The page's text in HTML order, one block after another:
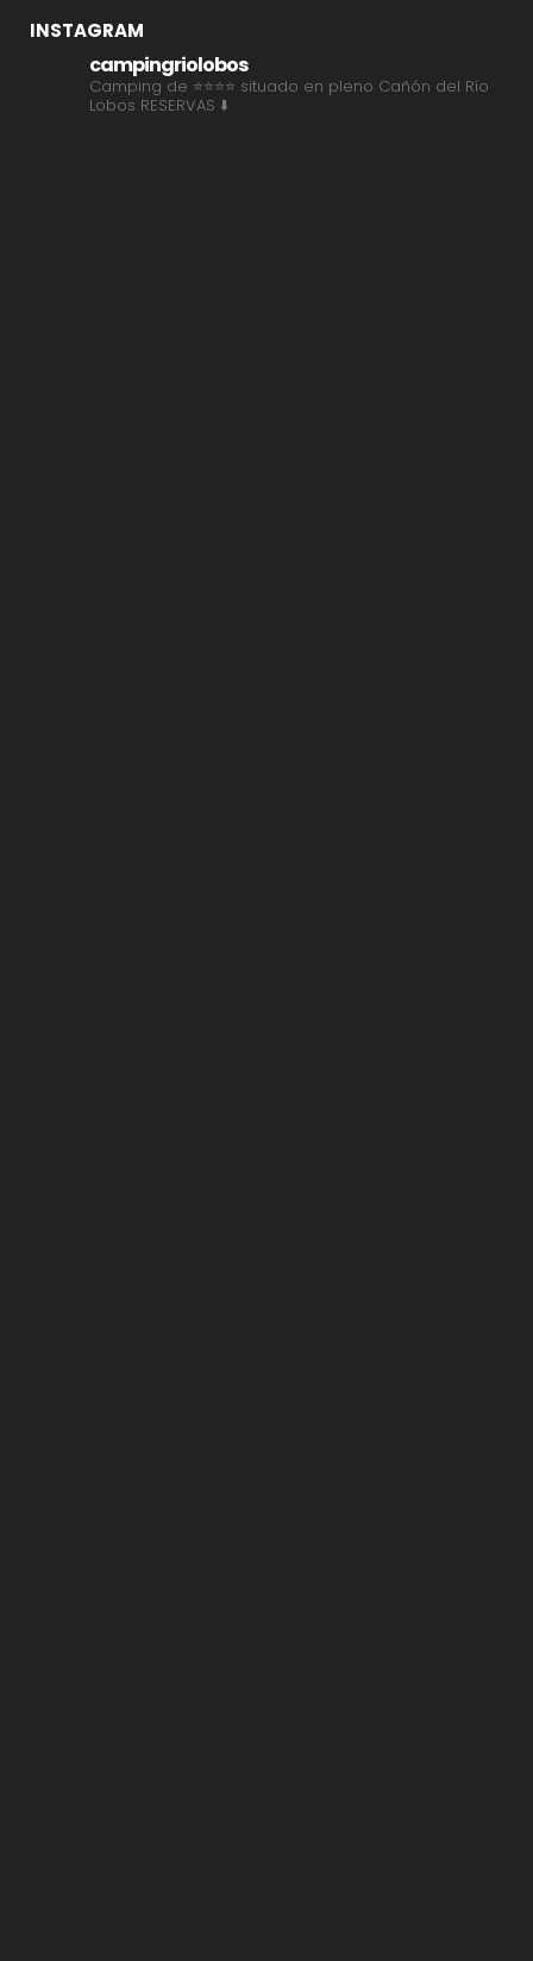
INSTAGRAM
campingriolobos
Camping de ⭐⭐⭐⭐ situado en pleno Cañón del Río
Lobos RESERVAS ⬇️